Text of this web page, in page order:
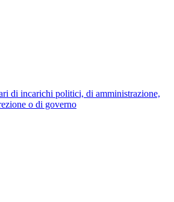
di incarichi politici, di amministrazione,
o di governo